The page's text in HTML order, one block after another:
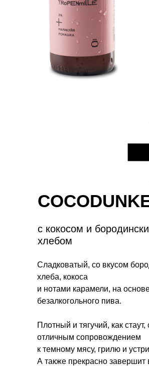
с кокосом и
хлебом
Сладковатый, со вкусом
хлеба, кокоса
и нотами карамели, на
безалкогольного пива.
Плотный и тягучий, как стаут,
отличным сопровождением
к темному мясу, грилю и
А также прекрасно завершит